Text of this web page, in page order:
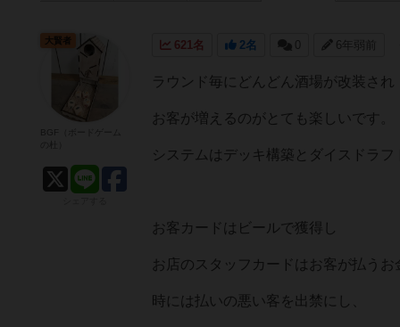
621名 2名 0 6年弱前
ラウンド毎にどんどん酒場が改装され
お客が増えるのがとても楽しいです。
システムはデッキ構築とダイスドラフ
お客カードはビールで獲得し
お店のスタッフカードはお客が払うお
時には払いの悪い客を出禁にし、
大賢者